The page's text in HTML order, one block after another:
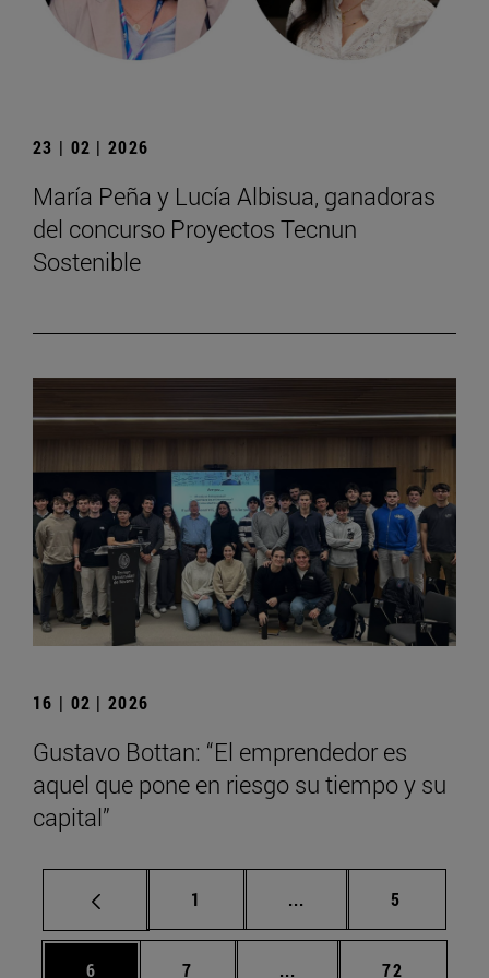
23 | 02 | 2026
María Peña y Lucía Albisua, ganadoras
del concurso Proyectos Tecnun
Sostenible
16 | 02 | 2026
Gustavo Bottan: “El emprendedor es
aquel que pone en riesgo su tiempo y su
capital”
Página
1 ... Páginas intermedias
Página
5
Página
6 Página
7 ... Páginas intermedias
Página
72